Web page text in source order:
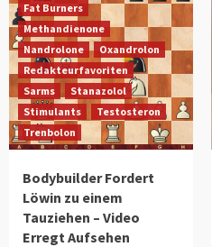
Fat Burners
Methandienone
Nandrolone
Oxandrolon
Redakteurfavoriten
Sarms
Stanazolol
Stimulants
Testosteron
Trenbolon
Bodybuilder Fordert
Löwin zu einem
Tauziehen – Video
Erregt Aufsehen